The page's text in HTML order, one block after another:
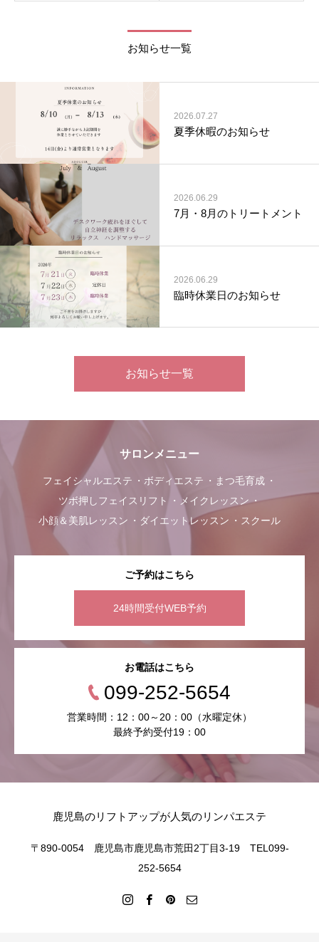
お知らせ一覧
2026.07.27
夏季休暇のお知らせ
2026.06.29
7月・8月のトリートメント
2026.06.29
臨時休業日のお知らせ
お知らせ一覧
サロンメニュー
フェイシャルエステ ボディエステ
まつ毛育成
ツボ押しフェイスリフト
メイクレッスン
小顔＆美肌レッスン
ダイエットレッスン スクール
ご予約はこちら
24時間受付WEB予約
お電話はこちら
099-252-5654
営業時間：12：00～20：00（水曜定休）
最終予約受付19：00
鹿児島のリフトアップが人気のリンパエステ
〒890-0054 鹿児島市鹿児島市荒田2丁目3-19 TEL099-
252-5654